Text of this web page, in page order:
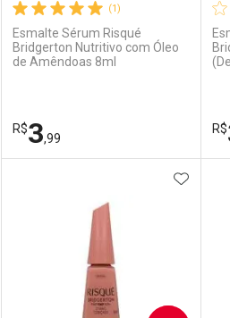
(1)
Esmalte Sérum Risqué
Bridgerton Nutritivo com Óleo
de Amêndoas 8ml
R$3,99
Laboratório
Por Menos
R$